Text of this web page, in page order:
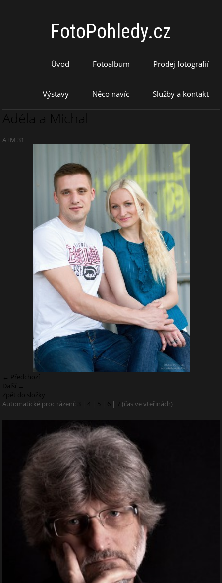
FotoPohledy.cz
Úvod Fotoalbum Prodej fotografií
Výstavy Něco navíc Služby a kontakt
Adéla a Michal
A+M 31
← Předchozí
Další →
Zpět do složky
Automatické procházení: 3 | 4 | 5 | 6 | 7 (čas ve vteřinách)